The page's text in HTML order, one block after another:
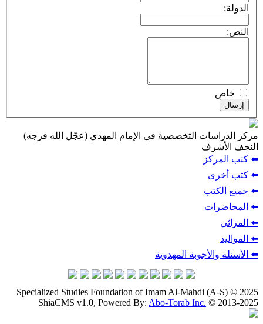
الدولة:
النص:
خاص
إرسال
مركز الدراسات التخصصية في الإمام المهدي (عجّل الله فرجه)
النجف الأشرف
⬅️ كتب المركز
⬅️ كتب أخرى
⬅️ جميع الكتب
⬅️ المحاضرات
⬅️ المراثي
⬅️ المواليد
⬅️ الأسئلة والأجوبة المهدوية
Specialized Studies Foundation of Imam Al-Mahdi (A-S) © 2025
ShiaCMS v1.0, Powered By: Abo-Torab Inc. © 2013-2025